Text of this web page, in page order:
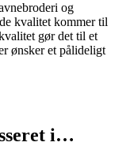
og
kvalitet kommer til
gør det til et
ønsker et pålideligt
i…